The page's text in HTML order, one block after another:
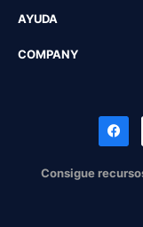
AYUDA
COMPANY
Consigue